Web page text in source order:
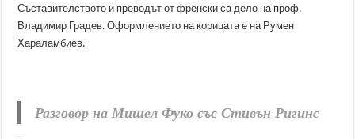
Съставителството и преводът от френски са дело на проф.
Владимир Градев. Оформлението на корицата е на Румен
Хараламбиев.
Разговор на Мишел Фуко със Стивън Ригинс